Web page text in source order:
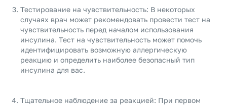
Тестирование на чувствительность: В некоторых
случаях врач может рекомендовать провести тест на
чувствительность перед началом использования
инсулина. Тест на чувствительность может помочь
идентифицировать возможную аллергическую
реакцию и определить наиболее безопасный тип
инсулина для вас.
Тщательное наблюдение за реакцией: При первом